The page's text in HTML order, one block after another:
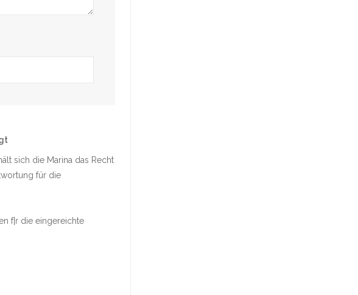
sich die Marina das Recht
für die
f|r die eingereichte